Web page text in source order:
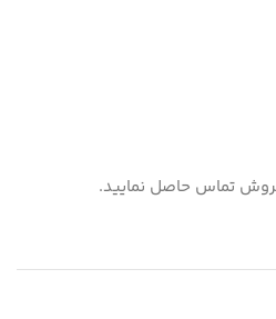
تماس حاصل نمایید.